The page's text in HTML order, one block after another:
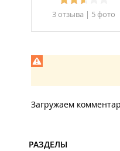
3 отзывa | 5 фото
Загружаем
РАЗДЕЛЫ